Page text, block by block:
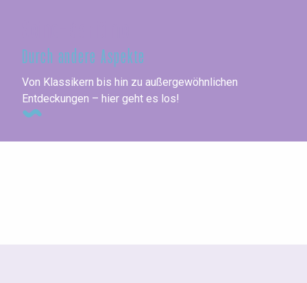
Durch andere Aspekte
Von Klassikern bis hin zu außergewöhnlichen
Entdeckungen – hier geht es los!